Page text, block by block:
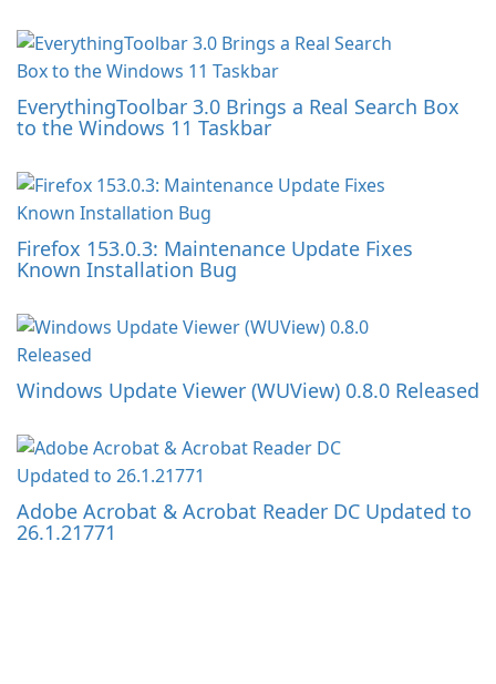
EverythingToolbar 3.0 Brings a Real Search Box
to the Windows 11 Taskbar
Firefox 153.0.3: Maintenance Update Fixes
Known Installation Bug
Windows Update Viewer (WUView) 0.8.0 Released
Adobe Acrobat & Acrobat Reader DC Updated to
26.1.21771